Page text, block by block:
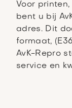
Voor
bent u bij
adres. Dit
formaat,
AvK-Repro
service en